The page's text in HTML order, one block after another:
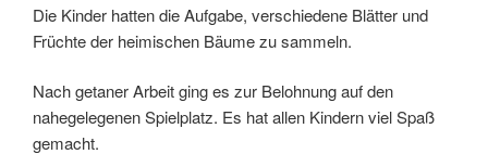
Die Kinder hatten die Aufgabe, verschiedene Blätter und
Früchte der heimischen Bäume zu sammeln.
Nach getaner Arbeit ging es zur Belohnung auf den
nahegelegenen Spielplatz. Es hat allen Kindern viel Spaß
gemacht.